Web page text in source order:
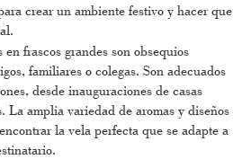
crear un ambiente festivo y hacer que
en frascos grandes son obsequios
familiares o colegas. Son adecuados
desde inauguraciones de casas
La amplia variedad de aromas y diseños
la vela perfecta que se adapte a